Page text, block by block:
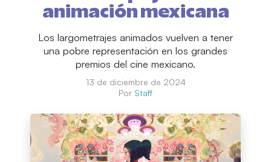
animación mexicana
Los largometrajes animados vuelven a tener
una pobre representación en los grandes
premios del cine mexicano.
13 de diciembre de 2024
Por Staff